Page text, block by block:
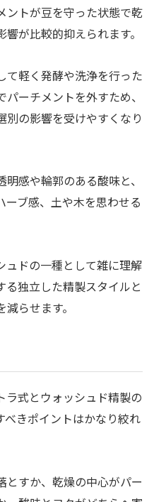
ントが豆を守った状態で乾
が比較的抑えられます。
て軽く発酵や洗浄を行った
ーチメントを外すため、
別の影響を受けやすくなり
感や輪郭のある酸味と、
ブ感、土や木を思わせる
ュドの一種として雑に理解
独立した精製スタイルと
らせます。
ラ式とウォッシュド精製の
きポイントはかなり絞れ
とすか、乾燥の中心がパー